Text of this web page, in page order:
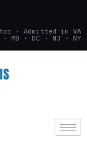
· Admitted in VA
· MD · DC · NJ · NY